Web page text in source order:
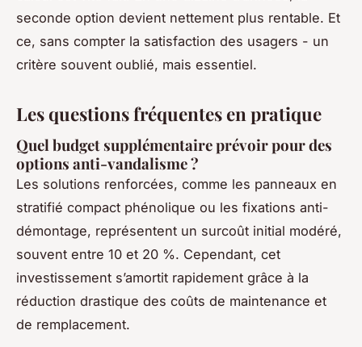
seconde option devient nettement plus rentable. Et
ce, sans compter la satisfaction des usagers - un
critère souvent oublié, mais essentiel.
Les questions fréquentes en pratique
Quel budget supplémentaire prévoir pour des
options anti-vandalisme ?
Les solutions renforcées, comme les panneaux en
stratifié compact phénolique ou les fixations anti-
démontage, représentent un surcoût initial modéré,
souvent entre 10 et 20 %. Cependant, cet
investissement s’amortit rapidement grâce à la
réduction drastique des coûts de maintenance et
de remplacement.